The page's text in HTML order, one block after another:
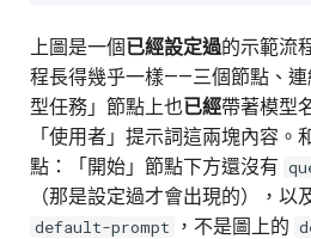
上圖是一個已經設定過的示範流
程長得幾乎一樣——三個節點、
型任務」節點上也已經帶著模型
「使用者」提示詞這兩塊內容。
點：「開始」節點下方還沒有
（那是設定過才會出現的），以
default-prompt ，不是圖上的